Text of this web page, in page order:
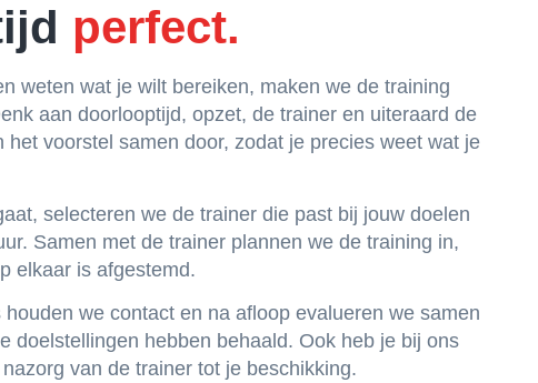
perfect.
weten wat je wilt bereiken, maken we de training
aan doorlooptijd, opzet, de trainer en uiteraard de
het voorstel samen door, zodat je precies weet wat je
selecteren we de trainer die past bij jouw doelen
Samen met de trainer plannen we de training in,
elkaar is afgestemd.
we contact en na afloop evalueren we samen
doelstellingen hebben behaald. Ook heb je bij ons
van de trainer tot je beschikking.